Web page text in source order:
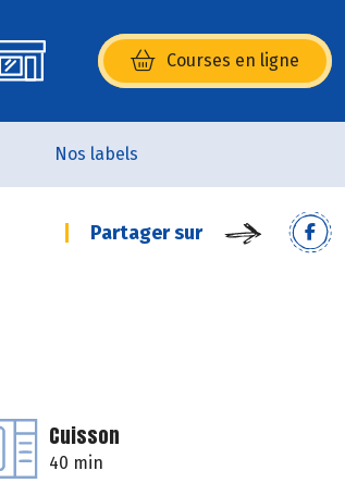
Courses en ligne
(s’ouvre dans une nouvelle
Nos labels
Partager sur
Cuisson
40 min